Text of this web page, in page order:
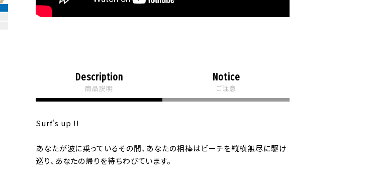
Description
商品説明
Notice
ご注意
Surf's up !!
あなたが波に乗っているその間、あなたの相棒はビーチを縦横無尽に駆け
巡り、あなたの帰りを待ちわびています。